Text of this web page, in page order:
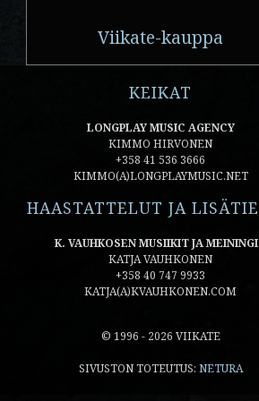
Viikate-kauppa
KEIKAT
LONGPLAY MUSIC AGENCY
KIMMO HIRVONEN
+358 41 536 3666
KIMMO(A)LONGPLAYMUSIC.NET
HAASTATTELUT JA
K. VAUHKOSEN MUSIIKIT JA
KATJA VAUHKONEN
+358 40 747 9933
KATJA(A)KVAUHKONEN.COM
© 1996 - 2026 VIIKATE
SIVUSTON TOTEUTUS: NETURA